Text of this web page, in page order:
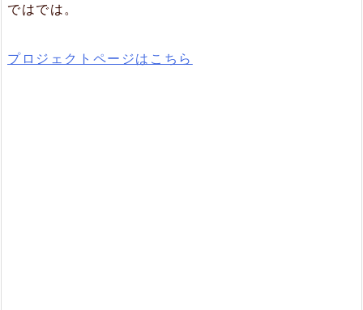
ではでは。
プロジェクトページはこちら